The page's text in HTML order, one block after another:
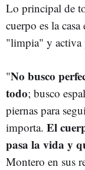
Lo principal de
cuerpo es la
"limpia" y activa
"No busco
todo; busco
piernas para
importa. El
pasa la vida y
Montero en sus